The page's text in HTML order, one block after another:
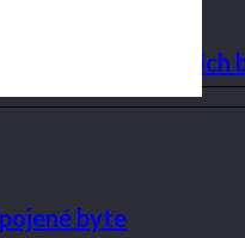
tepla u podlimitních
byte